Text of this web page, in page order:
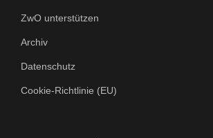
ZwO unterstützen
Archiv
Datenschutz
Cookie-Richtlinie (EU)